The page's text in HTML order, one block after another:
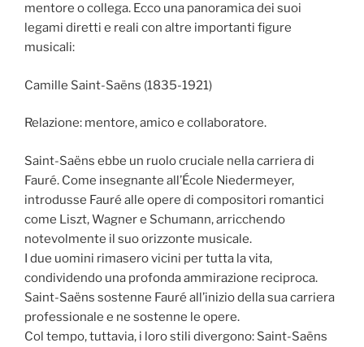
mentore o collega. Ecco una panoramica dei suoi
legami diretti e reali con altre importanti figure
musicali:
Camille Saint-Saëns (1835-1921)
Relazione: mentore, amico e collaboratore.
Saint-Saëns ebbe un ruolo cruciale nella carriera di
Fauré. Come insegnante all’École Niedermeyer,
introdusse Fauré alle opere di compositori romantici
come Liszt, Wagner e Schumann, arricchendo
notevolmente il suo orizzonte musicale.
I due uomini rimasero vicini per tutta la vita,
condividendo una profonda ammirazione reciproca.
Saint-Saëns sostenne Fauré all’inizio della sua carriera
professionale e ne sostenne le opere.
Col tempo, tuttavia, i loro stili divergono: Saint-Saëns